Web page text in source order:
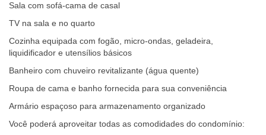
Sala com sofá-cama de casal
TV na sala e no quarto
Cozinha equipada com fogão, micro-ondas, geladeira,
liquidificador e utensílios básicos
Banheiro com chuveiro revitalizante (água quente)
Roupa de cama e banho fornecida para sua conveniência
Armário espaçoso para armazenamento organizado
Você poderá aproveitar todas as comodidades do condomínio: